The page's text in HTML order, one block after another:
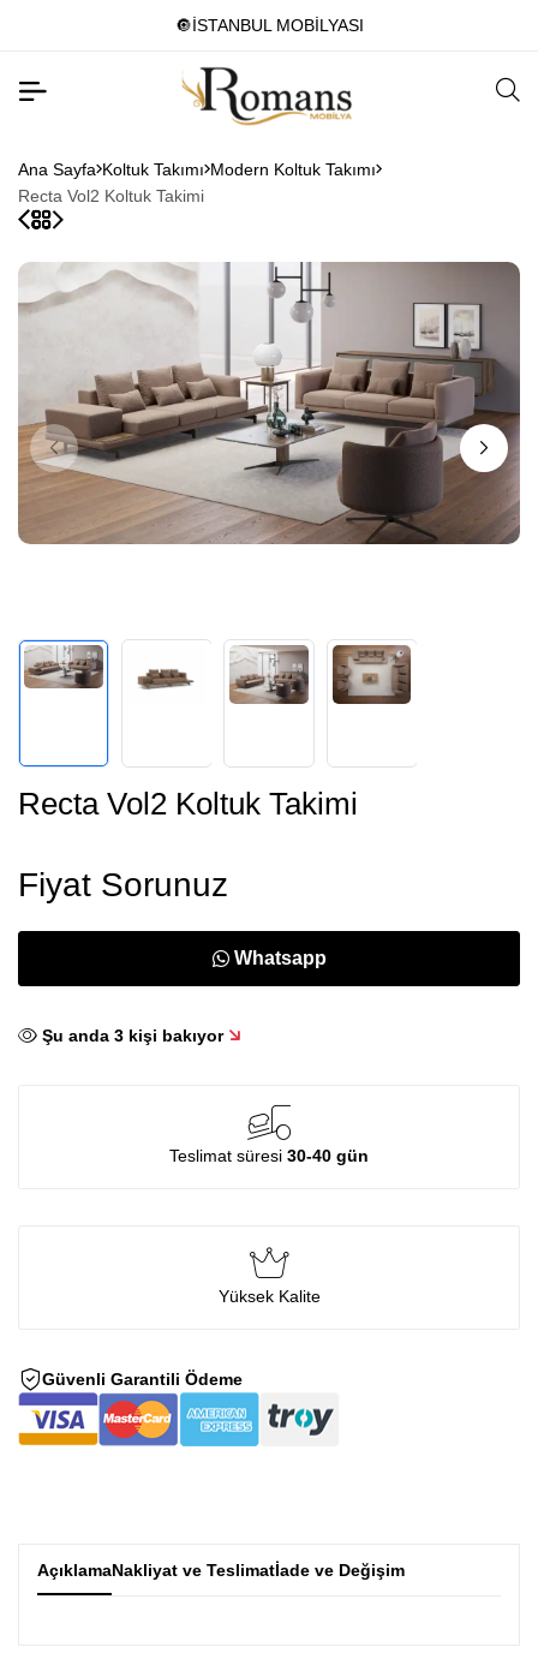
🔘İSTANBUL MOBİLYASI
Ana Sayfa Koltuk Takımı Modern Koltuk Takımı
Recta Vol2 Koltuk Takimi
Recta Vol2 Koltuk Takimi
Fiyat Sorunuz
Whatsapp
Şu anda 3 kişi bakıyor
Teslimat süresi 30-40 gün
Yüksek Kalite
Güvenli Garantili Ödeme
AçıklamaNakliyat ve Teslimatİade ve Değişim